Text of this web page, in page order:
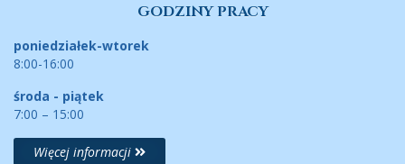
GODZINY PRACY
poniedziałek-wtorek
8:00-16:00
środa - piątek
7:00 – 15:00
Więcej informacji